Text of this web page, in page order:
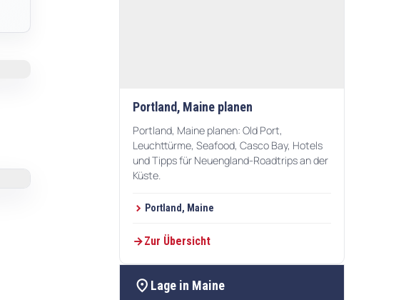
Portland, Maine planen
Portland, Maine planen: Old Port,
Leuchttürme, Seafood, Casco Bay, Hotels
und Tipps für Neuengland-Roadtrips an der
Küste.
Portland, Maine
Zur Übersicht
location_on Lage in Maine